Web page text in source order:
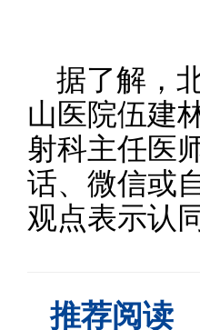
据了解，
山医院伍建
射科主任医
话、微信或
观点表示认
推荐阅读